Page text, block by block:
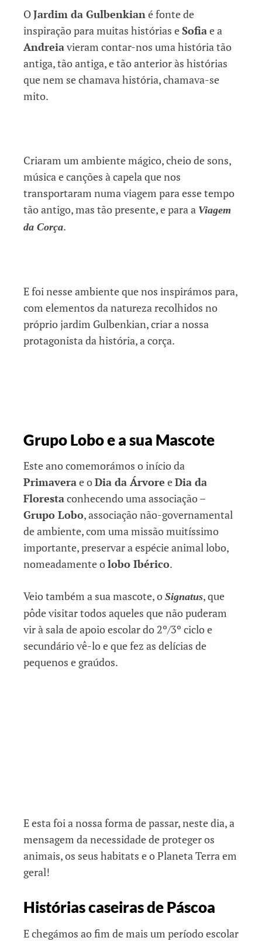
OJardim da Gulbenkian é fonte de
inspiração para muitas histórias eSofiae a
Andreiavieram contar-nos uma história tão
antiga, tão antiga, e tão anterior às histórias
que nem se chamava história, chamava-se
mito.
Criaram um ambiente mágico, cheio de sons,
música e canções à capela que nos
transportaram numa viagem para esse tempo
tão antigo, mas tão presente, e para a Viagem
da Corça.
E foi nesse ambiente que nos inspirámos para,
com elementos da natureza recolhidos no
próprio jardim Gulbenkian, criar a nossa
protagonista da história, a corça.
Grupo Lobo e a sua Mascote
Este ano comemorámos o início da
Primaverae oDia da Árvore eDia da
Florestaconhecendo uma associação –
Grupo Lobo, associação não-governamental
de ambiente, com uma missão muitíssimo
importante, preservar a espécie animal lobo,
nomeadamente olobo Ibérico.
Veio também a sua mascote, o Signatus, que
pôde visitar todos aqueles que não puderam
vir à sala de apoio escolar do 2º/3º ciclo e
secundário vê-lo e que fez as delícias de
pequenos e graúdos.
E esta foi a nossa forma de passar, neste dia, a
mensagem da necessidade de proteger os
animais, os seus habitats e o Planeta Terra em
geral!
Histórias caseiras de Páscoa
E chegámos ao fim de mais um período escolar